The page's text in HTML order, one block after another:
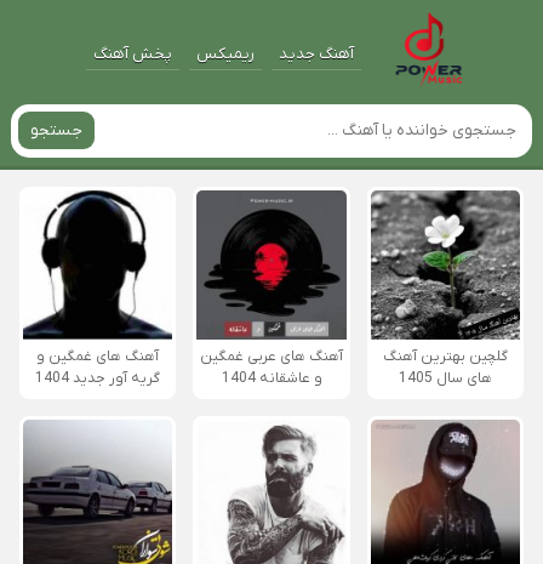
آهنگ جدید ریمیکس پخش آهنگ
جستجو
گلچین بهترین آهنگ
های سال 1405
آهنگ های عربی غمگین
و عاشقانه 1404
آهنگ های غمگین و
گریه آور جدید 1404